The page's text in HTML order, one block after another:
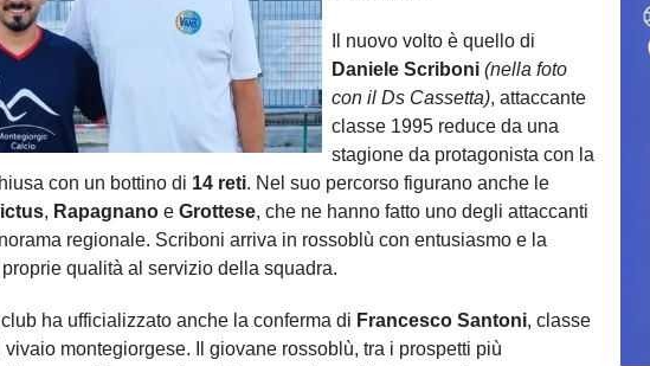
Il nuovo volto è quello di
Daniele Scriboni (nella foto
con il Ds Cassetta), attaccante
classe 1995 reduce da una
stagione da protagonista con la
con un bottino di 14 reti. Nel suo percorso figurano anche le
, Rapagnano e Grottese, che ne hanno fatto uno degli attaccanti
regionale. Scriboni arriva in rossoblù con entusiasmo e la
qualità al servizio della squadra.
ha ufficializzato anche la conferma di Francesco Santoni, classe
vivaio montegiorgese. Il giovane rossoblù, tra i prospetti più